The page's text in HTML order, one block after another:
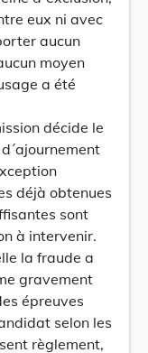
eux ni avec
aucun
moyen
a été
décide le
déjà obtenues
sont
à intervenir.
la fraude a
gravement
épreuves
selon les
règlement,